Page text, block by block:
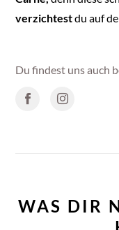
verzichtestdu auf
Du findest uns auch
WAS DIR